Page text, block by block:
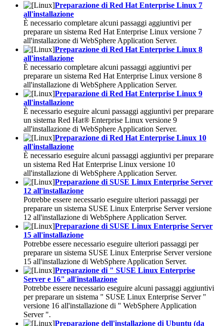
Preparazione di Red Hat Enterprise Linux 7
all'installazione
È necessario completare alcuni passaggi aggiuntivi per
preparare un sistema Red Hat Enterprise Linux versione 7
all'installazione di WebSphere Application Server.
Preparazione di Red Hat Enterprise Linux 8
all'installazione
È necessario completare alcuni passaggi aggiuntivi per
preparare un sistema Red Hat Enterprise Linux versione 8
all'installazione di WebSphere Application Server.
Preparazione di Red Hat Enterprise Linux 9
all'installazione
È necessario eseguire alcuni passaggi aggiuntivi per preparare
un sistema Red Hat® Enterprise Linux versione 9
all'installazione di WebSphere Application Server.
Preparazione di Red Hat Enterprise Linux 10
all'installazione
È necessario eseguire alcuni passaggi aggiuntivi per preparare
un sistema Red Hat Enterprise Linux versione 10
all'installazione di WebSphere Application Server.
Preparazione di SUSE Linux Enterprise Server
12 all'installazione
Potrebbe essere necessario eseguire ulteriori passaggi per
preparare un sistema SUSE Linux Enterprise Server versione
12 all'installazione di WebSphere Application Server.
Preparazione di SUSE Linux Enterprise Server
15 all'installazione
Potrebbe essere necessario eseguire ulteriori passaggi per
preparare un sistema SUSE Linux Enterprise Server versione
15 all'installazione di WebSphere Application Server.
Preparazione di " SUSE Linux Enterprise
Server e 16" all'installazione
Potrebbe essere necessario eseguire alcuni passaggi aggiuntivi
per preparare un sistema " SUSE Linux Enterprise Server "
versione 16 all'installazione di " WebSphere Application
Server ".
Preparazione dell'installazione di Ubuntu (da